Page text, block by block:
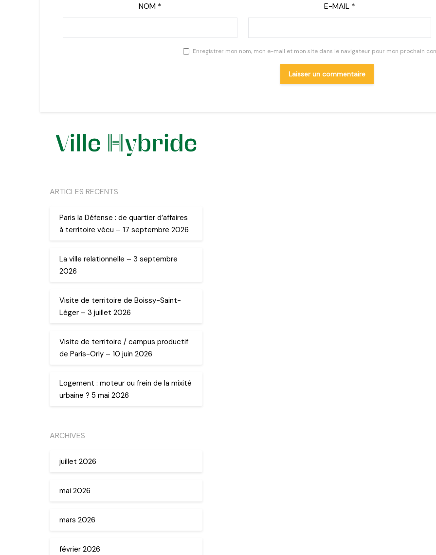
NOM * E-MAIL *
Enregistrer mon nom, mon e-mail et mon site dans le navigateur pour mon prochain
ARTICLES RECENTS
Paris la Défense : de quartier d’affaires
à territoire vécu – 17 septembre 2026
La ville relationnelle – 3 septembre
2026
Visite de territoire de Boissy-Saint-
Léger – 3 juillet 2026
Visite de territoire / campus productif
de Paris-Orly – 10 juin 2026
Logement : moteur ou frein de la mixité
urbaine ? 5 mai 2026
ARCHIVES
juillet 2026
mai 2026
mars 2026
février 2026